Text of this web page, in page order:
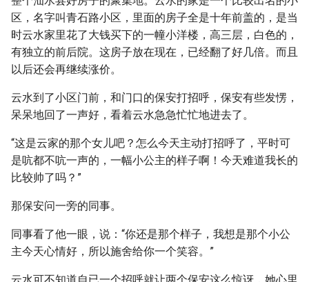
区，名字叫青石路小区，里面的房子全是十年前盖的，是当
时云水家里花了大钱买下的一幢小洋楼，高三层，白色的，
有独立的前后院。这房子放在现在，已经翻了好几倍。而且
以后还会再继续涨价。
云水到了小区门前，和门口的保安打招呼，保安有些发愣，
呆呆地回了一声好，看着云水急急忙忙地进去了。
“这是云家的那个女儿吧？怎么今天主动打招呼了，平时可
是吭都不吭一声的，一幅小公主的样子啊！今天难道我长的
比较帅了吗？”
那保安问一旁的同事。
同事看了他一眼，说：“你还是那个样子，我想是那个小公
主今天心情好，所以施舍给你一个笑容。”